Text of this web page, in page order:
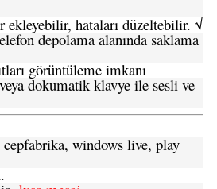
ekleyebilir, hataları düzeltebilir. √
depolama alanında saklama
görüntüleme imkanı
dokumatik klavye ile sesli ve
windows live, play